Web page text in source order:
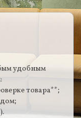
удобным
товара**;